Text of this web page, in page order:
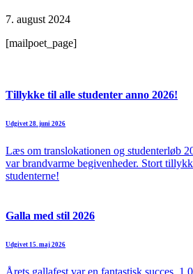
7. august 2024
[mailpoet_page]
Tillykke til alle studenter anno 2026!
Udgivet 28. juni 2026
Læs om translokationen og studenterløb
var brandvarme begivenheder. Stort
studenterne!
Galla med stil 2026
Udgivet 15. maj 2026
Årets gallafest var en fantastisk succes.